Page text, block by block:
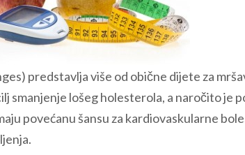
predstavlja više od obične dijete za
smanjenje lošeg holesterola, a naročito je
povećanu šansu za kardiovaskularne